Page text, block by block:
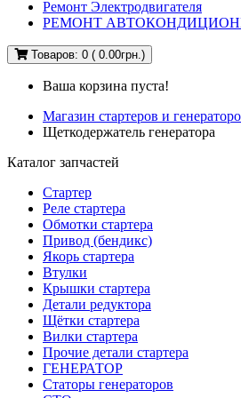
Ремонт Электродвигателя
РЕМОНТ
Товаров: 0 ( 0.00грн.)
Ваша корзина пуста!
Магазин стартеров и
Щеткодержатель генератора
Каталог запчастей
Стартер
Реле стартера
Обмотки стартера
Привод (бендикс)
Якорь стартера
Втулки
Крышки стартера
Детали редуктора
Щётки стартера
Вилки стартера
Прочие детали стартера
ГЕНЕРАТОР
Статоры генераторов